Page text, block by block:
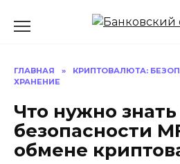
ГЛАВНАЯ »
КРИПТОВАЛЮТА:
ХРАНЕНИЕ
Что нужно знать
безопасности
обмене